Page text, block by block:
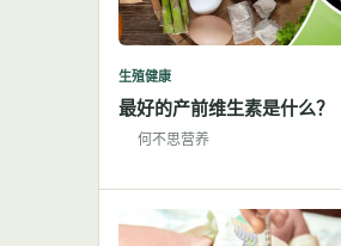
生殖健康
最好的产前维生素是什么？
何不思营养